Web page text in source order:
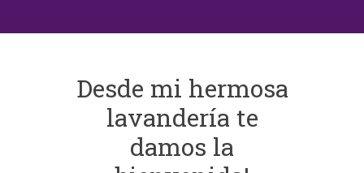
Desde mi hermosa
lavandería te
damos la